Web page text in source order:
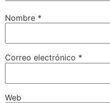
Nombre *
Correo electrónico *
Web